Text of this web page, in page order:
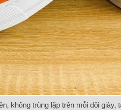
không trùng lặp trên mỗi đôi giày,